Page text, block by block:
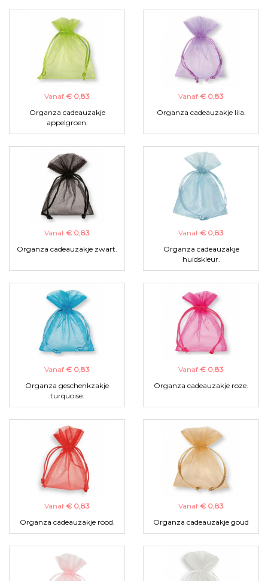
Vanaf € 0,83
Organza cadeauzakje
appelgroen.
Vanaf € 0,83
Organza cadeauzakje lila.
Vanaf € 0,83
Organza cadeauzakje zwart.
Vanaf € 0,83
Organza cadeauzakje
huidskleur.
Vanaf € 0,83
Organza geschenkzakje
turquoise.
Vanaf € 0,83
Organza cadeauzakje roze.
Vanaf € 0,83
Organza cadeauzakje rood.
Vanaf € 0,83
Organza cadeauzakje goud